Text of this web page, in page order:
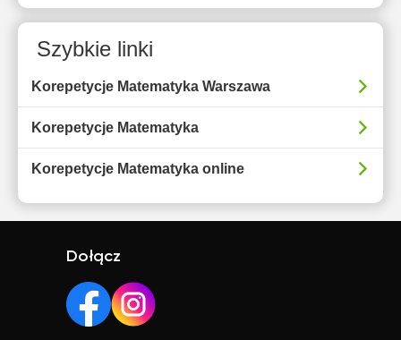
Szybkie linki
Korepetycje Matematyka Warszawa
Korepetycje Matematyka
Korepetycje Matematyka online
Dołącz